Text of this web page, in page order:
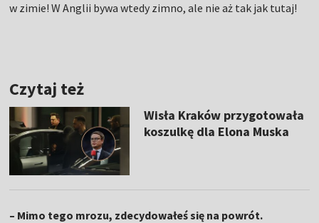
w zimie! W Anglii bywa wtedy zimno, ale nie aż tak jak tutaj!
Czytaj też
Wisła Kraków przygotowała
koszulkę dla Elona Muska
– Mimo tego mrozu, zdecydowałeś się na powrót.